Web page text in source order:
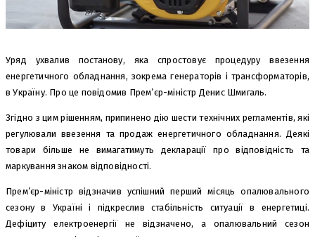
Уряд ухвалив постанову, яка спростовує процедуру ввезення
енергетичного обладнання, зокрема генераторів і трансформаторів,
в Україну. Про це повідомив Прем’єр-міністр Денис Шмигаль.
Згідно з цим рішенням, припинено дію шести технічних регламентів, які
регулювали ввезення та продаж енергетичного обладнання. Деякі
товари більше не вимагатимуть декларації про відповідність та
маркування знаком відповідності.
Прем’єр-міністр відзначив успішний перший місяць опалювального
сезону в Україні і підкреслив стабільність ситуації в енергетиці.
Дефіциту електроенергії не відзначено, а опалювальний сезон